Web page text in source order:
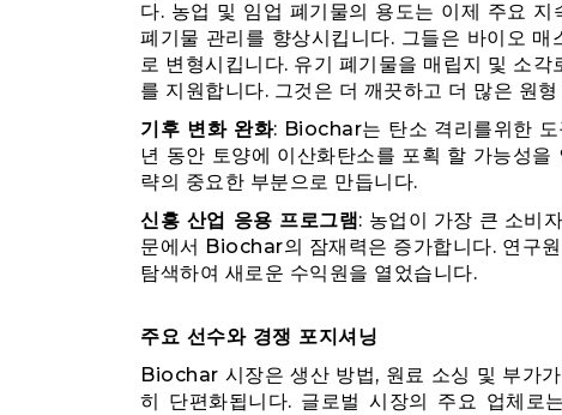
다. 농업 및 임업 폐기물의 용도는 이제 주요
폐기물 관리를 향상시킵니다. 그들은 바이오
로 변형시킵니다. 유기 폐기물을 매립지 및 소
를 지원합니다. 그것은 더 깨끗하고 더 많은 원
기후 변화 완화: Biochar는 탄소 격리를위한 도
년 동안 토양에 이산화탄소를 포획 할 가능성
략의 중요한 부분으로 만듭니다.
신흥 산업 응용 프로그램: 농업이 가장 큰 소비
문에서 Biochar의 잠재력은 증가합니다. 연구
탐색하여 새로운 수익원을 열었습니다.
주요 선수와 경쟁 포지셔닝
Biochar 시장은 생산 방법, 원료 소싱 및 부가
히 단편화됩니다. 글로벌 시장의 주요 업